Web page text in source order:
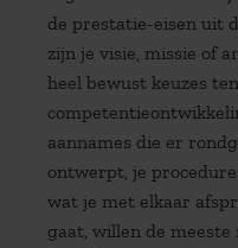
de prestatie-eisen uit
zijn je visie, missie of
heel bewust keuzes
aannames die er
ontwerpt, je
wat je met elkaar
gaat, willen de